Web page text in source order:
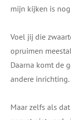
mijn kijken is
Voel jij die
opruimen
Daarna komt de
andere inrichting.
Maar zelfs als